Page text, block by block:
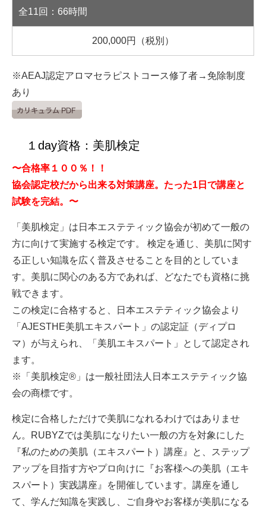
全11回：66時間
200,000円（税別）
※AEAJ認定アロマセラピストコース修了者→免除制度
あり
１day資格：美肌検定
〜合格率１００％！！
協会認定校だから出来る対策講座。たった1日で講座と
試験を完結。〜
「美肌検定」は日本エステティック協会が初めて一般の
方に向けて実施する検定です。 検定を通じ、美肌に関す
る正しい知識を広く普及させることを目的としていま
す。美肌に関心のある方であれば、どなたでも資格に挑
戦できます。
この検定に合格すると、日本エステティック協会より
「AJESTHE美肌エキスパート」の認定証（ディプロ
マ）が与えられ、「美肌エキスパート」として認定され
ます。
※「美肌検定®」は一般社団法人日本エステティック協
会の商標です。
検定に合格しただけで美肌になれるわけではありませ
ん。RUBYZでは美肌になりたい一般の方を対象にした
『私のための美肌（エキスパート）講座』と、ステップ
アップを目指す方やプロ向けに『お客様への美肌（エキ
スパート）実践講座』を開催しています。講座を通し
て、学んだ知識を実践し、ご自身やお客様が美肌になる